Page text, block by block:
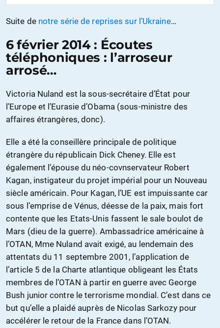
Suite de notre série de reprises sur l’Ukraine…
6 février 2014 : Écoutes
téléphoniques : l’arroseur
arrosé…
Victoria Nuland est la sous-secrétaire d’État pour
l’Europe et l’Eurasie d’Obama (sous-ministre des
affaires étrangères, donc).
Elle a été la conseillère principale de politique
étrangère du républicain Dick Cheney. Elle est
également l’épouse du néo-covnservateur Robert
Kagan, instigateur du projet impérial pour un Nouveau
siècle américain. Pour Kagan, l’UE est impuissante car
sous l’emprise de Vénus, déesse de la paix, mais fort
contente que les Etats-Unis fassent le sale boulot de
Mars (dieu de la guerre). Ambassadrice américaine à
l’OTAN, Mme Nuland avait exigé, au lendemain des
attentats du 11 septembre 2001, l’application de
l’article 5 de la Charte atlantique obligeant les États
membres de l’OTAN à partir en guerre avec George
Bush junior contre le terrorisme mondial. C’est dans ce
but qu’elle a plaidé auprès de Nicolas Sarkozy pour
accélérer le retour de la France dans l’OTAN.